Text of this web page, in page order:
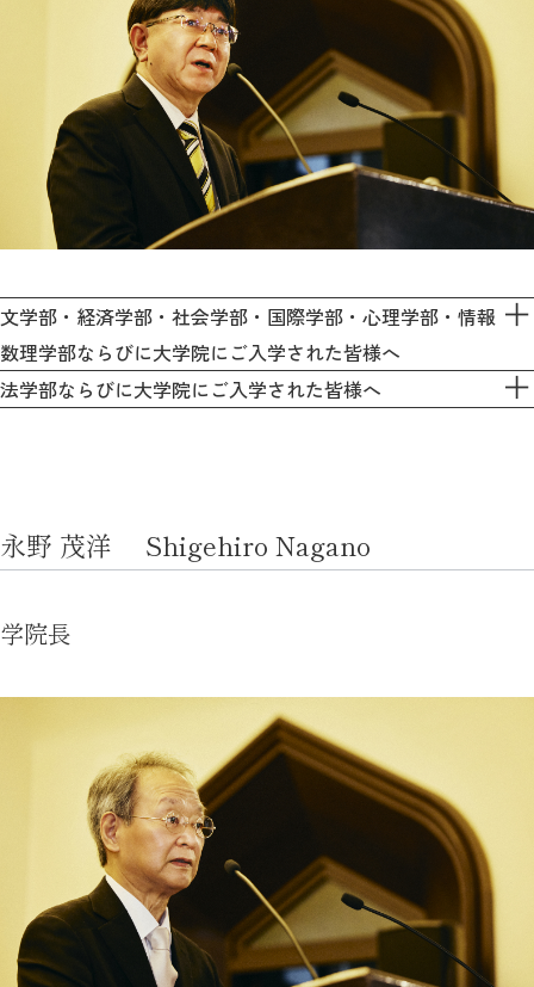
学生生活
留学・国際交流
キャリア
生涯学習・社会連携
2026年9月入学者向け 新入生サイト
アクセス
キャンパス
入試情報
お問合わせ 取材・撮影 資料請求
文学部・経済学部・社会学部・国際学部・心理学部・情報
数理学部ならびに大学院にご入学された皆様へ
法学部ならびに大学院にご入学された皆様へ
永野 茂洋 Shigehiro Nagano
学院長